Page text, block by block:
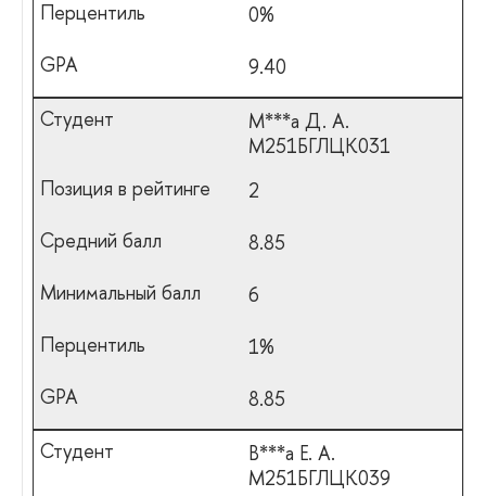
0%
9.40
М***а Д. А.
М251БГЛЦК031
2
8.85
6
1%
8.85
В***а Е. А.
М251БГЛЦК039